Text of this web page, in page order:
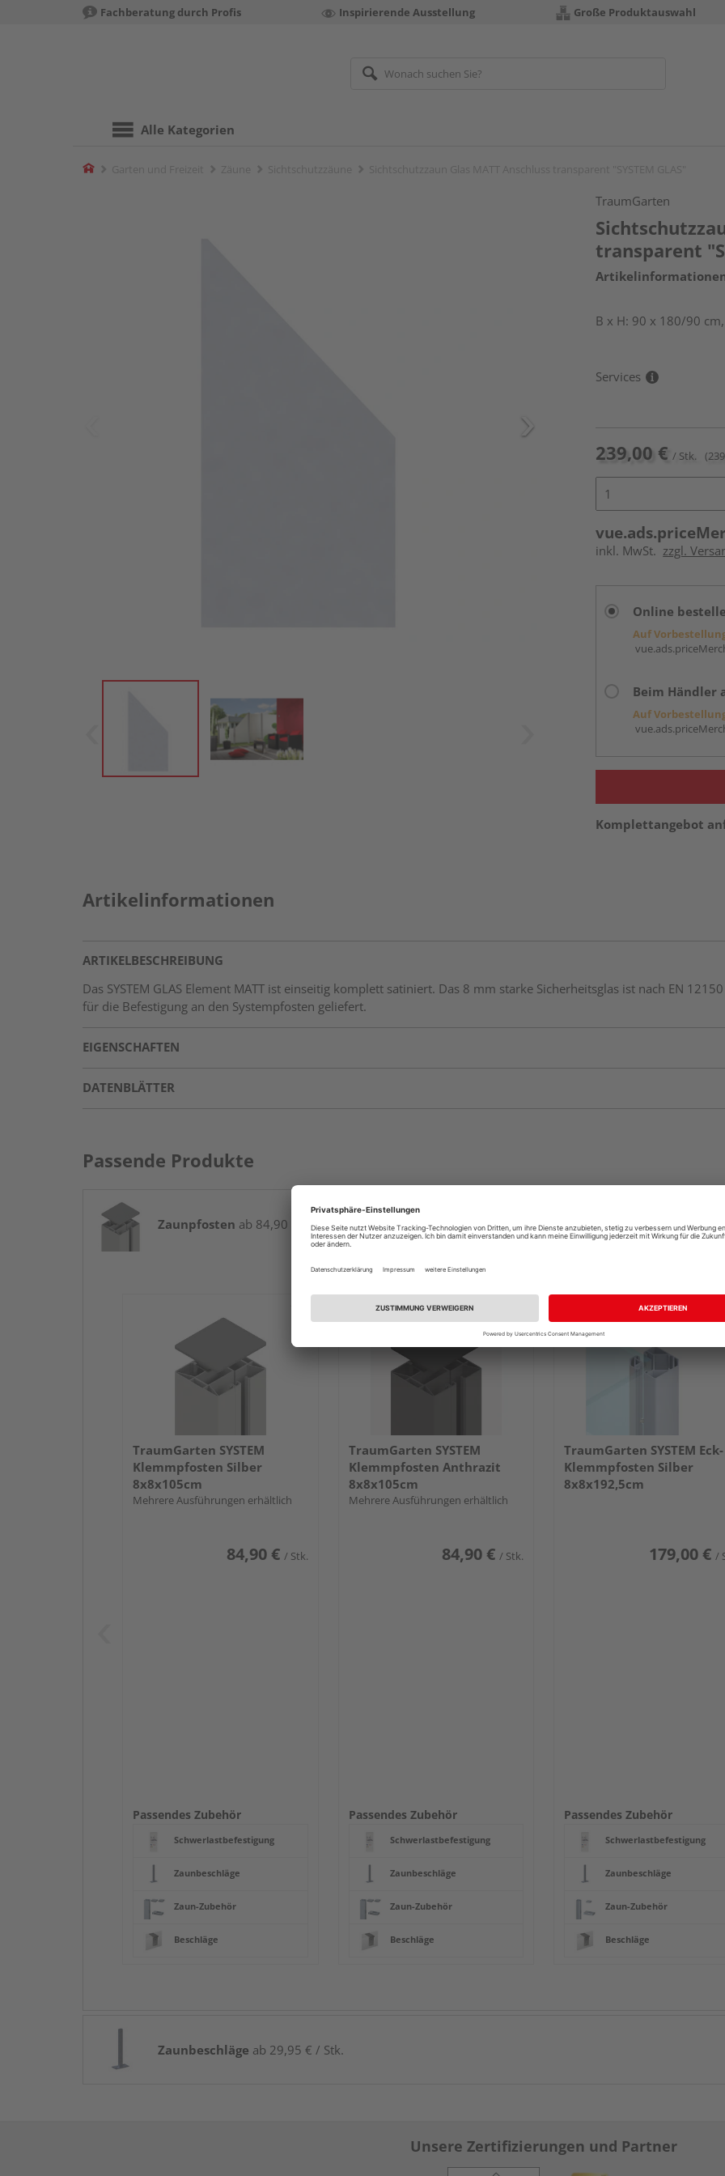
Fachberatung durch Profis Inspirierende Ausstellung Große Produktauswahl
Alle Kategorien
Home
TraumGarten
transparent
B x H: 90 x 180/90
Services
239,00 € / Stk.
inkl. MwSt. zzgl.
Online
Auf
Beim Händler
Auf
Komplettangebot
Artikelinformationen
ARTIKELBESCHREIBUNG
Das SYSTEM GLAS Element MATT ist einseitig komplett satiniert. Das 8 mm starke Sicherheitsglas ist nach EN
für die Befestigung an den Systempfosten geliefert.
EIGENSCHAFTEN
DATENBLÄTTER
Passende Produkte
Zaunpfosten ab 84,90 € / Stk.
TraumGarten SYSTEM
Klemmpfosten Silber
8x8x105cm
Mehrere Ausführungen erhältlich
84,90 € / Stk.
Passendes Zubehör
Schwerlastbefestigung
Zaunbeschläge
Zaun-Zubehör
Beschläge
TraumGarten SYSTEM
Klemmpfosten Anthrazit
8x8x105cm
Mehrere Ausführungen erhältlich
84,90 € / Stk.
Passendes Zubehör
Schwerlastbefestigung
Zaunbeschläge
Zaun-Zubehör
Beschläge
TraumGarten SYSTEM Eck-
Klemmpfosten Silber
8x8x192,5cm
179,00 € /
Passendes Zubehör
Schwerlastbefestigung
Zaunbeschläge
Zaun-Zubehör
Beschläge
Zaunbeschläge ab 29,95 € / Stk.
Unsere Zertifizierungen und Partner